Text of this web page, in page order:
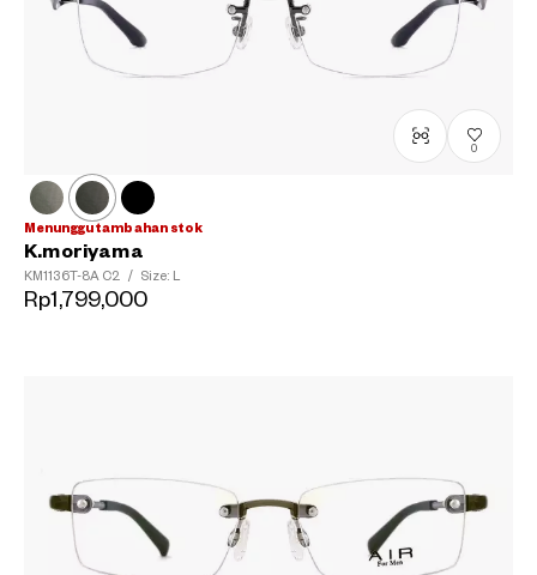
0
Menunggu tambahan stok
K.moriyama
KM1136T-8A C2 / Size: L
Rp1,799,000